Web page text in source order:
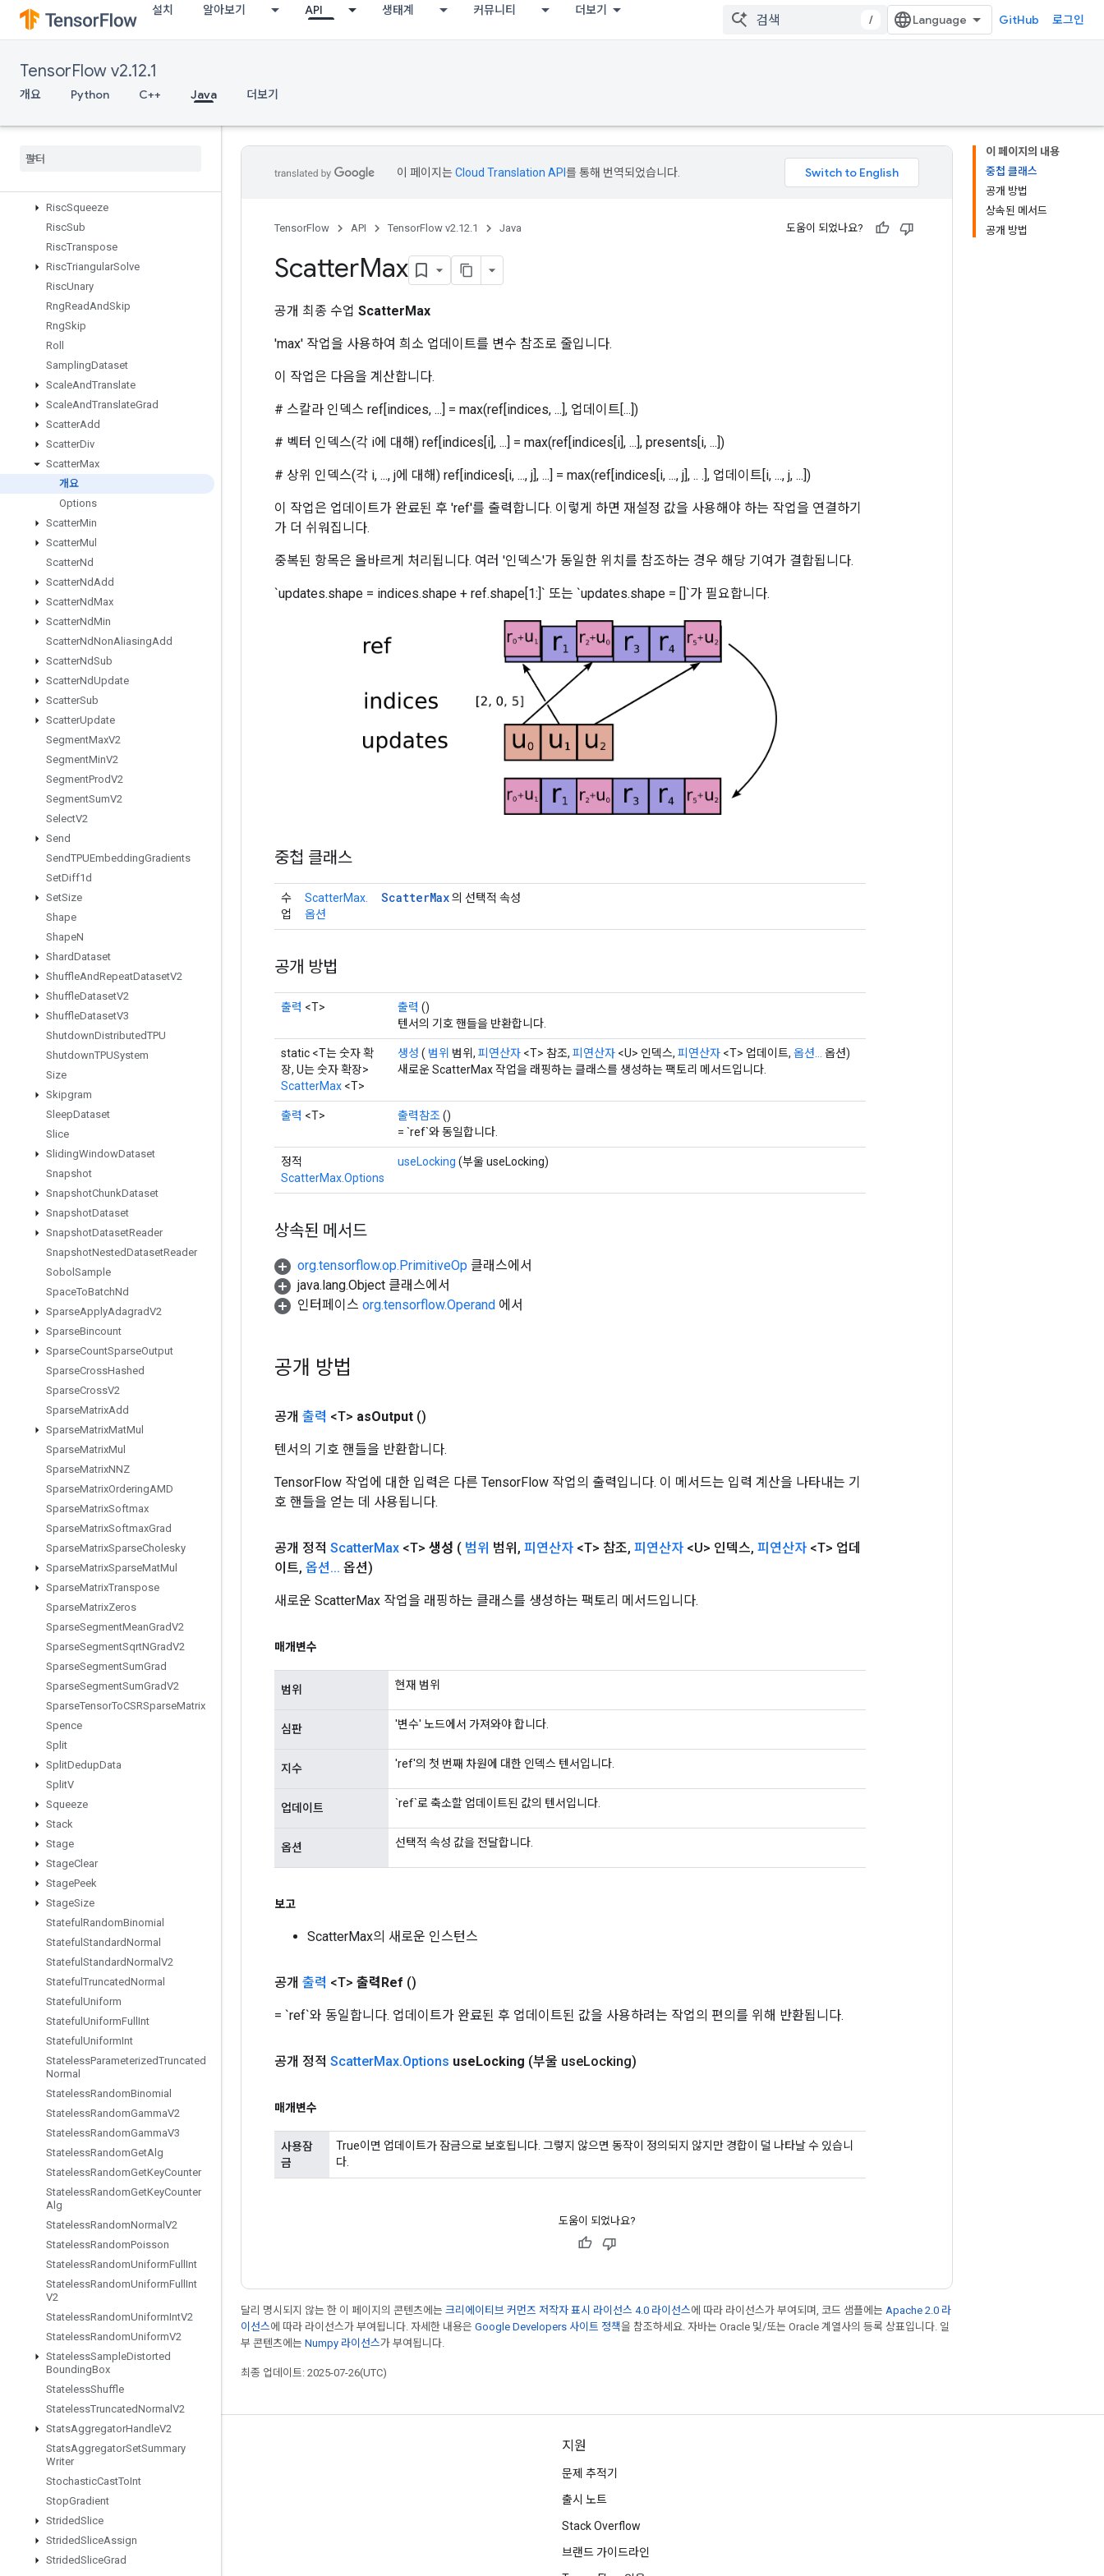
설치 알아보기 API 생태계 커뮤니티 더보기
/ GitHub 로그인
TensorFlow v2.12.1
개요 Python C++ Java 더보기
RiscReal
RiscReduce
RiscReshape
RiscReverse
RiscShape
RiscSqueeze
RiscSub
RiscTranspose
RiscTriangularSolve
RiscUnary
RngReadAndSkip
RngSkip
Roll
SamplingDataset
ScaleAndTranslate
ScaleAndTranslateGrad
ScatterAdd
ScatterDiv
ScatterMax
개요
Options
ScatterMin
ScatterMul
ScatterNd
ScatterNdAdd
ScatterNdMax
ScatterNdMin
ScatterNdNonAliasingAdd
ScatterNdSub
ScatterNdUpdate
ScatterSub
ScatterUpdate
SegmentMaxV2
SegmentMinV2
SegmentProdV2
SegmentSumV2
SelectV2
Send
SendTPUEmbeddingGradients
SetDiff1d
SetSize
Shape
ShapeN
ShardDataset
ShuffleAndRepeatDatasetV2
ShuffleDatasetV2
ShuffleDatasetV3
ShutdownDistributedTPU
ShutdownTPUSystem
Size
Skipgram
SleepDataset
Slice
SlidingWindowDataset
Snapshot
SnapshotChunkDataset
SnapshotDataset
SnapshotDatasetReader
SnapshotNestedDatasetReader
Sobol Sample
SpaceToBatchNd
SparseApplyAdagradV2
SparseBincount
SparseCountSparseOutput
SparseCrossHashed
SparseCrossV2
SparseMatrixAdd
SparseMatrixMatMul
SparseMatrixMul
SparseMatrixNNZ
SparseMatrixOrderingAMD
SparseMatrixSoftmax
SparseMatrixSoftmaxGrad
SparseMatrixSparseCholesky
SparseMatrixSparseMatMul
SparseMatrixTranspose
SparseMatrixZeros
SparseSegmentMeanGradV2
SparseSegmentSqrtNGradV2
SparseSegmentSumGrad
SparseSegmentSumGradV2
SparseTensorToCSRSparseMatrix
Spence
Split
SplitDedupData
SplitV
Squeeze
Stack
Stage
StageClear
StagePeek
StageSize
Stateful RandomBinomial
Stateful StandardNormal
Stateful StandardNormal V2
Stateful TruncatedNormal
Stateful Uniform
Stateful UniformFull Int
Stateful UniformInt
StatelessParameterizedTruncated
Normal
StatelessRandomBinomial
StatelessRandomGammaV2
StatelessRandomGammaV3
StatelessRandomGetAlg
StatelessRandomGetKeyCounter
StatelessRandomGetKeyCounter
Alg
StatelessRandomNormal V2
StatelessRandomPoisson
StatelessRandomUniformFull Int
StatelessRandomUniformFull Int
V2
StatelessRandomUniformIntV2
StatelessRandomUniformV2
StatelessSampleDistorted
BoundingBox
StatelessShuffle
StatelessTruncatedNormal V2
StatsAggregatorHandleV2
StatsAggregatorSetSummary
Writer
StochasticCastToInt
StopGradient
StridedSlice
StridedSliceAssign
StridedSliceGrad
이 페이지의 내용
중첩 클래스
공개 방법
상속된 메서드
공개 방법
이 페이지는Cloud Translation API 를 통해 번역되었습니다.
TensorFlow API TensorFlow v2.12.1 Java 도움이 되었나요?
ScatterMax
공개 최종 수업 ScatterMax
'max' 작업을 사용하여 희소 업데이트를 변수 참조로 줄입니다.
이 작업은 다음을 계산합니다.
# 스칼라 인덱스 ref[indices, ...] = max(ref[indices, ...], 업데이트[...])
# 벡터 인덱스(각 i에 대해) ref[indices[i], ...] = max(ref[indices[i], ...], presents[i, ...])
# 상위 인덱스(각 i, ..., j에 대해) ref[indices[i, ..., j], ...] = max(ref[indices[i, ..., j], .. .], 업데이트[i, ..., j, ...])
이 작업은 업데이트가 완료된 후 'ref'를 출력합니다. 이렇게 하면 재설정 값을 사용해야 하는 작업을 연결하기
가 더 쉬워집니다.
중복된 항목은 올바르게 처리됩니다. 여러 '인덱스'가 동일한 위치를 참조하는 경우 해당 기여가 결합됩니다.
`updates.shape = indices.shape + ref.shape[1:]` 또는 `updates.shape = []`가 필요합니다.
중첩 클래스
수
업
ScatterMax.
옵션
ScatterMax의 선택적 속성
공개 방법
출력 <T> 출력 ()
텐서의 기호 핸들을 반환합니다.
static <T는 숫자 확
장, U는 숫자 확장>
ScatterMax <T>
생성 ( 범위 범위, 피연산자 <T> 참조, 피연산자 <U> 인덱스, 피연산자 <T> 업데이트, 옵션... 옵션)
새로운 ScatterMax 작업을 래핑하는 클래스를 생성하는 팩토리 메서드입니다.
출력 <T> 출력참조()
= `ref`와 동일합니다.
정적
ScatterMax.Options
useLocking (부울 useLocking)
상속된 메서드
org.tensorflow.op.PrimitiveOp 클래스에서
java.lang.Object 클래스에서
인터페이스 org.tensorflow.Operand 에서
공개 방법
공개 출력 <T> asOutput ()
텐서의 기호 핸들을 반환합니다.
TensorFlow 작업에 대한 입력은 다른 TensorFlow 작업의 출력입니다. 이 메서드는 입력 계산을 나타내는 기
호 핸들을 얻는 데 사용됩니다.
공개 정적 ScatterMax <T> 생성 ( 범위 범위 , 피연산자 <T> 참조, 피연산자 <U> 인덱스, 피연산자 <T> 업데
이트, 옵션... 옵션)
새로운 ScatterMax 작업을 래핑하는 클래스를 생성하는 팩토리 메서드입니다.
매개변수
범위 현재 범위
심판 '변수' 노드에서 가져와야 합니다.
지수 'ref'의 첫 번째 차원에 대한 인덱스 텐서입니다.
업데이트 `ref`로 축소할 업데이트된 값의 텐서입니다.
옵션 선택적 속성 값을 전달합니다.
보고
ScatterMax의 새로운 인스턴스
공개 출력 <T> 출력Ref ()
= `ref`와 동일합니다. 업데이트가 완료된 후 업데이트된 값을 사용하려는 작업의 편의를 위해 반환됩니다.
공개 정적 ScatterMax.Options use Locking (부울 useLocking)
매개변수
사용잠
금
True이면 업데이트가 잠금으로 보호됩니다. 그렇지 않으면 동작이 정의되지 않지만 경합이 덜 나타날 수 있습니
다.
도움이 되었나요?
달리 명시되지 않는 한 이 페이지의 콘텐츠에는 크리에이티브 커먼즈 저작자 표시 라이선스 4.0 라이선스에 따라 라이선스가 부여되며, 코드 샘플에는 Apache 2.0 라
이선스에 따라 라이선스가 부여됩니다. 자세한 내용은 Google Developers 사이트 정책을 참조하세요. 자바는 Oracle 및/또는 Oracle 계열사의 등록 상표입니다. 일
부 콘텐츠에는 Numpy 라이선스가 부여됩니다.
최종 업데이트: 2025-07-26(UTC)
최신 소식 확인하기
GitHub
지원
문제 추적기
출시 노트
Stack Overflow
브랜드 가이드라인